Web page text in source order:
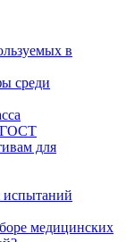
в
среди
ГОСТ
для
испытаний
медицинских